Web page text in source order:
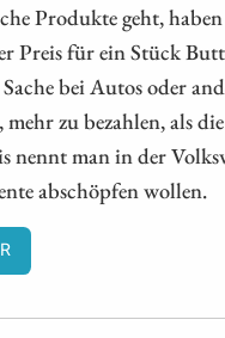
Produkte geht,
Preis für ein Stück
bei Autos oder
zu bezahlen, als
nennt man in der
abschöpfen wollen.